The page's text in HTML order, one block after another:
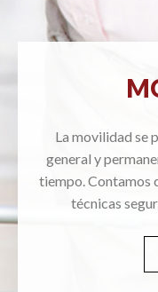
La movilidad se
general y
tiempo. Contamos
técnicas